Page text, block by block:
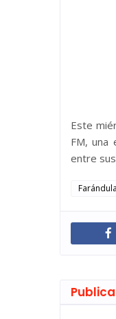
Este
FM, una
entre
Farándula